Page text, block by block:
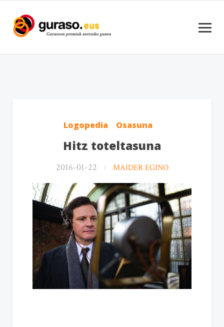
Logopedia Osasuna
Hitz toteltasuna
2016-01-22 MAIDER EGINO